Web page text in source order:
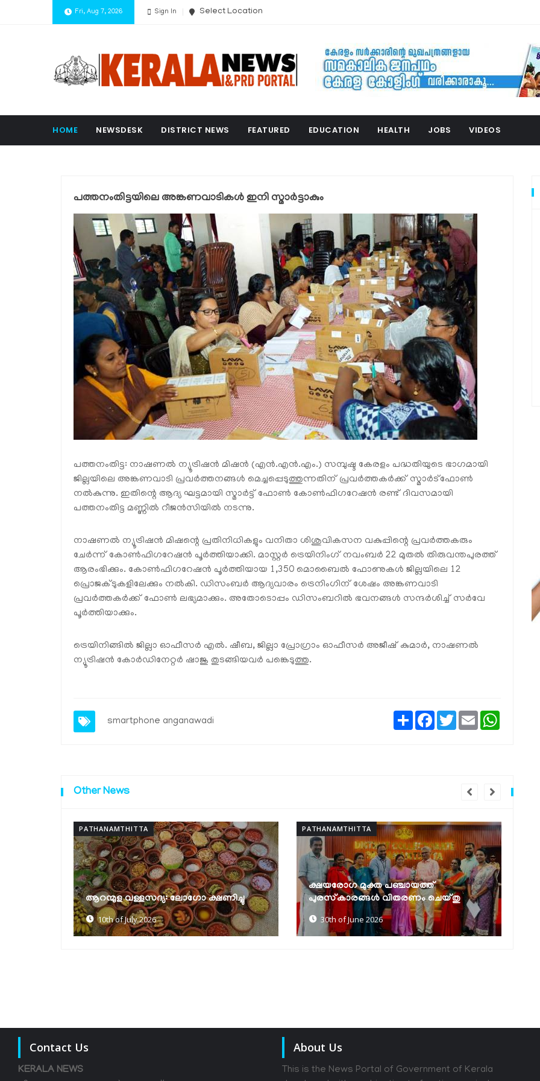
Fri, Aug 7, 2026 Sign In Select Location
HOME NEWSDESK DISTRICT NEWS FEATURED EDUCATION HEALTH JOBS VIDEOS
പത്തനംതിട്ടയിലെ അങ്കണവാടികള്‍ ഇനി സ്മാര്‍ട്ടാകും
പത്തനംതിട്ട: നാഷണല്‍ ന്യൂട്രിഷന്‍ മിഷന്‍ (എന്‍.എന്‍.എം.) സമ്പുഷ്ട കേരളം പദ്ധതിയുടെ ഭാഗമായി
ജില്ലയിലെ അങ്കണവാടി പ്രവര്‍ത്തനങ്ങള്‍ മെച്ചപ്പെടുത്തുന്നതിന് പ്രവര്‍ത്തകര്‍ക്ക് സ്മാര്‍ട്‌ഫോണ്‍
നല്‍കുന്നു. ഇതിന്റെ ആദ്യ ഘട്ടമായി സ്മാര്‍ട്ട് ഫോണ്‍ കോണ്‍ഫിഗറേഷന്‍ രണ്ട് ദിവസമായി
പത്തനംതിട്ട മണ്ണില്‍ റീജന്‍സിയില്‍ നടന്നു.
നാഷണല്‍ ന്യൂട്രിഷന്‍ മിഷന്റെ പ്രതിനിധികളും വനിതാ ശിശുവികസന വകുപ്പിന്റെ പ്രവര്‍ത്തകരും
ചേര്‍ന്ന് കോണ്‍ഫിഗറേഷന്‍ പൂര്‍ത്തിയാക്കി. മാസ്റ്റര്‍ ട്രെയിനിംഗ് നവംബര്‍ 22 മുതല്‍ തിരുവന്തപുരത്ത്
ആരംഭിക്കും. കോണ്‍ഫിഗറേഷന്‍ പൂര്‍ത്തിയായ 1,350 മൊബൈല്‍ ഫോണുകള്‍ ജില്ലയിലെ 12
പ്രൊജക്ടുകളിലേക്കും നല്‍കി. ഡിസംബര്‍ ആദ്യവാരം ട്രെനിംഗിന് ശേഷം അങ്കണവാടി
പ്രവര്‍ത്തകര്‍ക്ക് ഫോണ്‍ ലഭ്യമാക്കും. അതോടൊപ്പം ഡിസംബറില്‍ ഭവനങ്ങള്‍ സന്ദര്‍ശിച്ച് സര്‍വേ
പൂര്‍ത്തിയാക്കും.
ട്രെയിനിങ്ങില്‍ ജില്ലാ ഓഫീസര്‍ എല്‍. ഷീബ, ജില്ലാ പ്രോഗ്രാം ഓഫീസര്‍ അജീഷ് കുമാര്‍, നാഷണല്‍
ന്യൂട്രിഷന്‍ കോര്‍ഡിനേറ്റര്‍ ഷാജു തുടങ്ങിയവര്‍ പങ്കെടുത്തു.
smartphone anganawadi
ShareFacebook
TwitterEmail
Other News
PATHANAMTHITTA
ക്ഷയരോഗ മുക്ത പഞ്ചായത്ത്
പുരസ്‌കാരങ്ങൾ വിതരണം ചെയ്തു
30th of June 2026
PATHANAMTHITTA
സെൻസസ് സെൽഫ് എന്യൂമറേഷൻ:
മികച്ച നേട്ടവുമായി ഹയർ സെക്കൻഡറി
എൻ.എസ്.എസ് യൂണിറ്റുകൾ
30th of June 2026
Contact Us
KERALA NEWS
About Us
This is the News Portal of Government of Kerala